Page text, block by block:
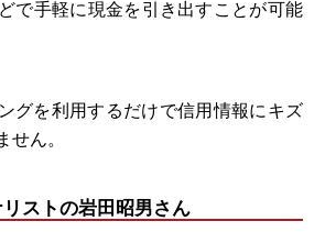
で手軽に現金を引き出すことが可能
グを利用するだけで信用情報にキズ
せん。
ストの岩田昭男さん